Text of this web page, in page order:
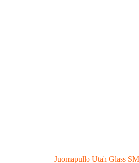
Juomapullo Utah Glass